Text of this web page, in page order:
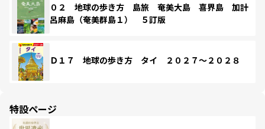
０２ 地球の歩き方 島旅 奄美大島 喜界島 加計
呂麻島（奄美群島１） ５訂版
Ｄ１７ 地球の歩き方 タイ ２０２７～２０２８
特設ページ